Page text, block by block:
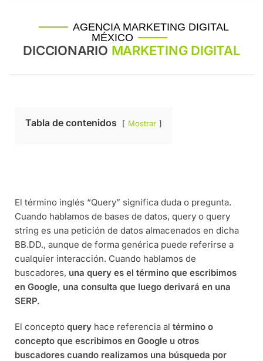
AGENCIA MARKETING DIGITAL
MÉXICO
DICCIONARIO MARKETING DIGITAL
Tabla de contenidos Mostrar
El término inglés “Query” significa duda o pregunta.
Cuando hablamos de bases de datos, query o query
string es una petición de datos almacenados en dicha
BB.DD., aunque de forma genérica puede referirse a
cualquier interacción. Cuando hablamos de
buscadores, una query es el término que escribimos
en Google, una consulta que luego derivará en una
SERP.
El concepto query hace referencia al término o
concepto que escribimos en Google u otros
buscadores cuando realizamos una búsqueda por